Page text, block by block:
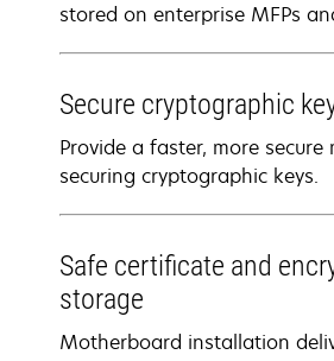
stored on enterprise MFPs
Secure cryptographic
Provide a faster, more
securing cryptographic keys.
Safe certificate and
storage
Motherboard installation